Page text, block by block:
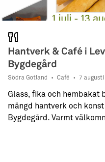
Hantverk & Café i
Bygdegård
Södra Gotland • Café • 7
Glass, fika och hembakat
mängd hantverk och
Bygdegård. Varmt